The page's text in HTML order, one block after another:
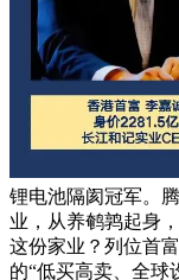
锂电池隔阂冠军。
业，从养鹌鹑起身
这份家业？列位首
的“低买高卖、全球